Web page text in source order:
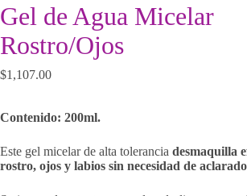
Gel de Agua Micelar
Rostro/Ojos
$1,107.00
Contenido: 200ml.
Este gel micelar de alta tolerancia desmaquilla
rostro, ojos y labios sin necesidad de